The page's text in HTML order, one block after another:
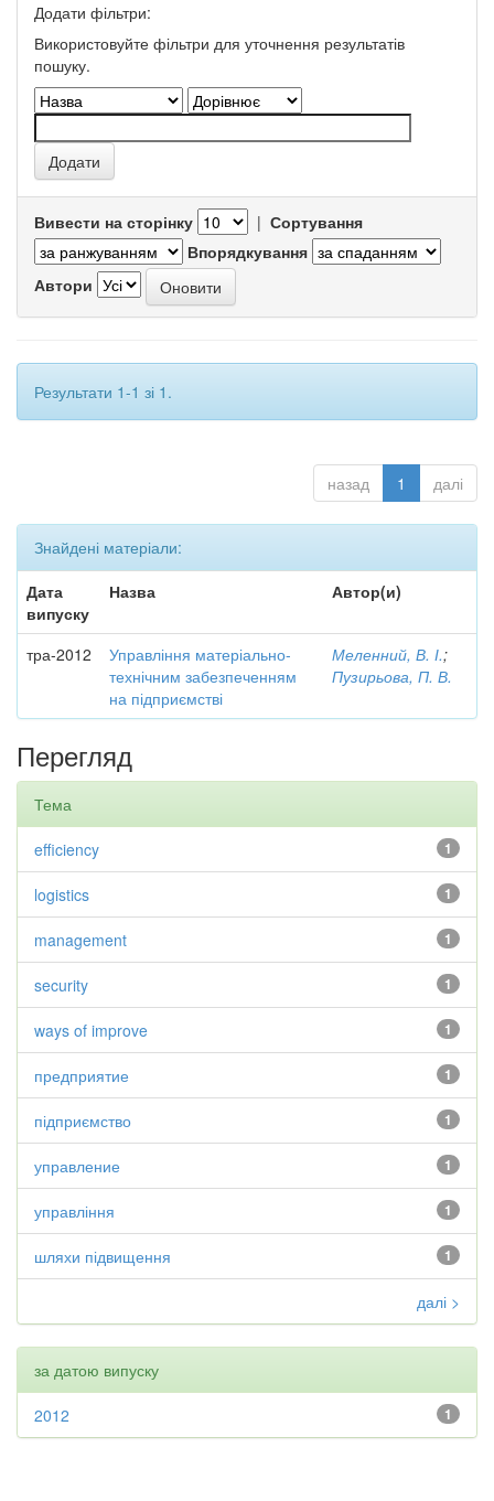
Додати фільтри:
Використовуйте фільтри для уточнення результатів
пошуку.
Вивести на сторінку | Сортування
Впорядкування
Автори
Результати 1-1 зі 1.
назад 1 далі
Знайдені матеріали:
Дата
випуску
Назва Автор(и)
тра-2012
Управління матеріально-
технічним забезпеченням
на підприємстві
Меленний, В. І.;
Пузирьова, П. В.
Перегляд
Тема
1
efficiency
1
logistics
1
management
1
security
1
ways of improve
1
предприятие
1
підприємство
1
управление
1
управління
1
шляхи підвищення
далі >
за датою випуску
1
2012